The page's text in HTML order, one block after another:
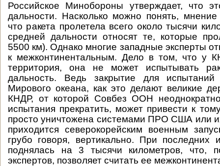
Российское Минобороны утверждает, что
дальности. Насколько можно понять,
что ракета пролетела всего около тысячи
средней дальности относят те, которые
5500 км). Однако многие западные эксперты
к межконтинентальным. Дело в том, что у
территория, она не может испытывать
дальность. Ведь закрытие для испытаний
Мирового океана, как это делают великие
КНДР, от которой Совбез ООН
испытания прекратить, может привести к
просто уничтожена системами ПРО США или
приходится северокорейским военным
грубо говоря, вертикально. При последних
поднялась на 3 тысячи километров, что,
экспертов, позволяет считать ее